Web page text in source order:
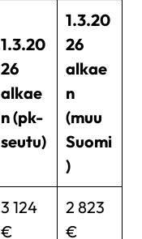
1.3.20
26
alkae
n (pk-
seutu)
1.3.20
26
alkae
n
(muu
Suomi
)
3 124
€
2 823
€